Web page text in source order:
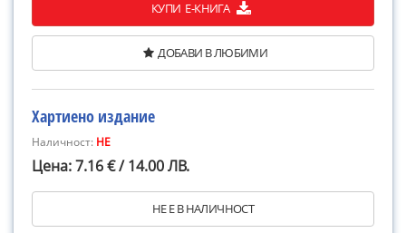
КУПИ Е-КНИГА
ДОБАВИ В ЛЮБИМИ
Хартиено издание
Наличност: НЕ
Цена: 7.16 € / 14.00 ЛВ.
НЕ Е В НАЛИЧНОСТ